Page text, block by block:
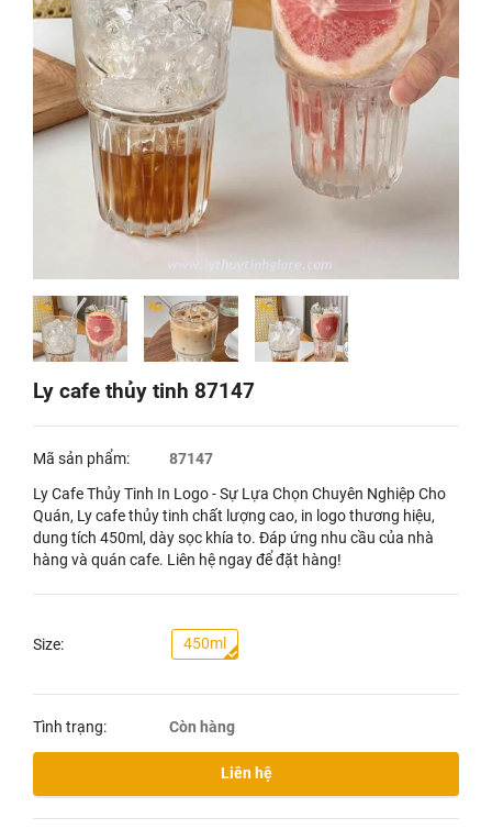
Ly cafe thủy tinh 87147
Mã sản phẩm:
87147
Ly Cafe Thủy Tinh In Logo - Sự Lựa Chọn Chuyên Nghiệp Cho
Quán, Ly cafe thủy tinh chất lượng cao, in logo thương hiệu,
dung tích 450ml, dày sọc khía to. Đáp ứng nhu cầu của nhà
hàng và quán cafe. Liên hệ ngay để đặt hàng!
Size: 450ml
Tình trạng: Còn hàng
Liên hệ